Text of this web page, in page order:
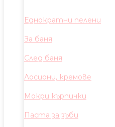
Еднократни пелени
За баня
След баня
Лосиони, кремове
Мокри кърпички
Паста за зъби